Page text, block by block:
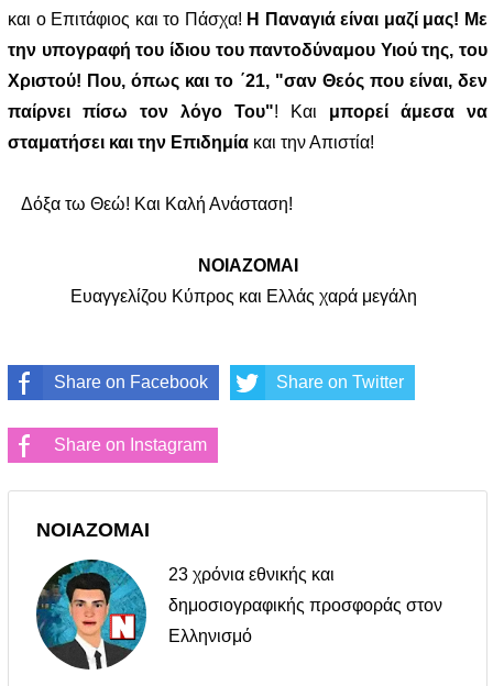
και ο Επιτάφιος και το Πάσχα! Η Παναγιά είναι μαζί μας! Με
την υπογραφή του ίδιου του παντοδύναμου Υιού της, του
Χριστού! Που, όπως και το ΄21, "σαν Θεός που είναι, δεν
παίρνει πίσω τον λόγο Του"! Και μπορεί άμεσα να
σταματήσει και την Επιδημία και την Απιστία!
Δόξα τω Θεώ! Και Καλή Ανάσταση!
ΝΟΙΑΖΟΜΑΙ
Ευαγγελίζου Κύπρος και Ελλάς χαρά μεγάλη
Share on Facebook Share on Twitter
Share on Instagram
ΝΟΙΑΖΟΜΑΙ
23 χρόνια εθνικής και
δημοσιογραφικής προσφοράς στον
Ελληνισμό